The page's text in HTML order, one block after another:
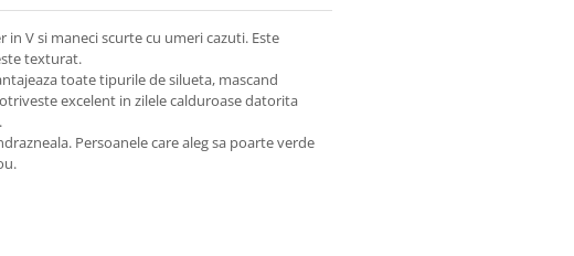
V si maneci scurte cu umeri cazuti. Este
texturat.
toate tipurile de silueta, mascand
excelent in zilele calduroase datorita
Persoanele care aleg sa poarte verde